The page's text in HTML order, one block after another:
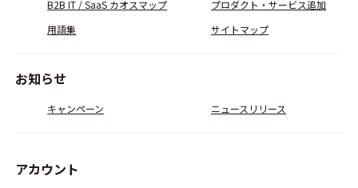
B2B IT / SaaS カオスマップ
プロダクト・サービス追加
用語集
サイトマップ
お知らせ
キャンペーン ニュースリリース
アカウント